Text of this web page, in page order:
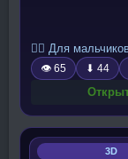
🧍‍♂️ Для
👁 65 ⬇ 44
3D